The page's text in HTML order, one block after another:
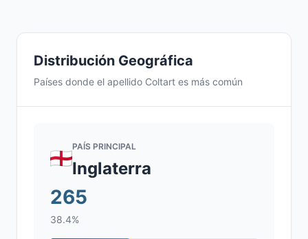
Distribución Geográfica
Países donde el apellido Coltart es más común
PAÍS PRINCIPAL
Inglaterra
265
38.4%